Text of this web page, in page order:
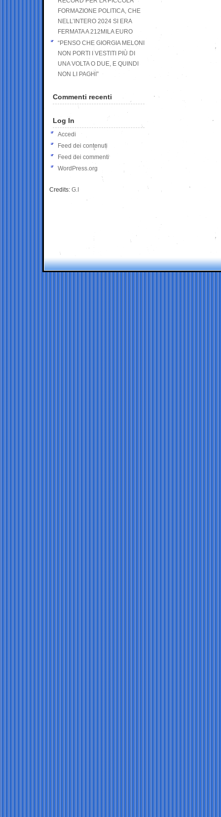
FORMAZIONE POLITICA, CHE
NELL’INTERO 2024 SI ERA
FERMATA A 212MILA EURO
“PENSO CHE GIORGIA MELONI
NON PORTI I VESTITI PIÙ DI
UNA VOLTA O DUE, E QUINDI
NON LI PAGHI”
Commenti recenti
Log In
Accedi
Feed dei contenuti
Feed dei commenti
WordPress.org
Credits: G.I